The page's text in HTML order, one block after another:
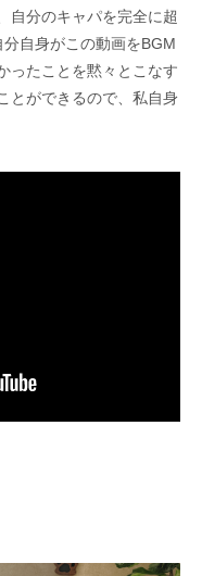
自分のキャパを完全に超
自身がこの動画をBGM
ったことを黙々とこなす
とができるので、私自身